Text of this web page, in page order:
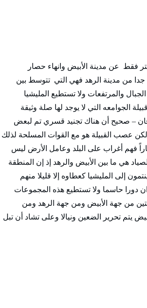
أصبح متحرك الصياد على بعد ١١٠ كيلو متر فقط عن مدينة الأبيض وانهاء حصار
جدا من مدينة الرهد فهي التي تتوسط بين
والمرتفعات ولا تستطيع المليشيا
الجوامعه التي لا يوجد لها صلة وثيقة
– صحيح أن هناك تجنيد قسري تم لبعض
عصب القبيلة هو مع القوات المسلحة لذلك
فهم أغراب على البلد وعامل الأرض ليس
هي ما بين الأبيض والرهد إذ إن المنطقة
إلى المليشيا كعطاوه إلا قليلا منهم
دورا حاسما ولا تستطيع هذه المجموعات
من جهة الأبيض ومن جهة الرهد ومن
يتم تحرير الضعين ونيالا وعلى تشاد أن تبل